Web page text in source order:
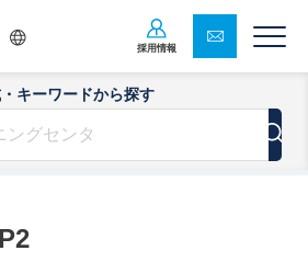
採用情報
キーワードから探す